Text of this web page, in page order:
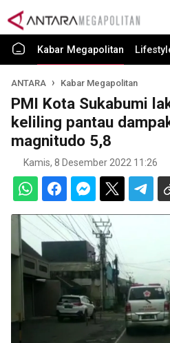
Kabar Megapolitan
ANTARA Kabar Megapolitan
PMI Kota Sukabumi
keliling pantau
magnitudo 5,8
Kamis, 8 Desember 2022 11:26